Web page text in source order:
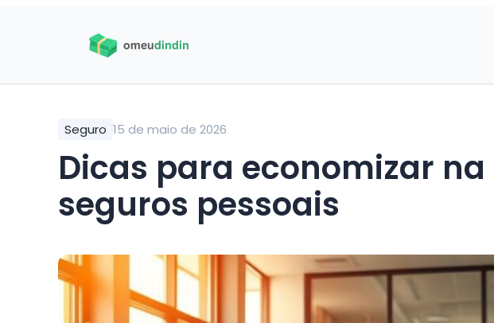
Seguro 15 de maio de 2026
Dicas para economizar
seguros pessoais